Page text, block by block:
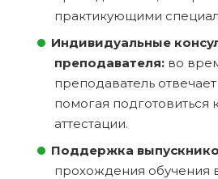
практикующими
Индивидуальные
преподавателя: во
преподаватель
помогая подготовиться
аттестации.
Поддержка
прохождения обучения